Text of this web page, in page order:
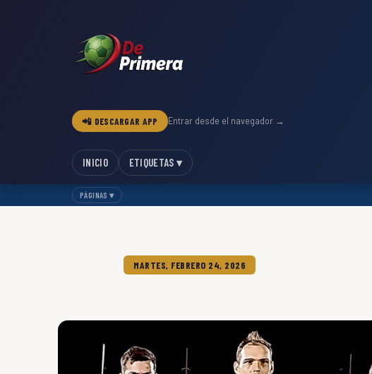
📲 DESCARGAR APP Entrar desde el navegador →
INICIO ETIQUETAS ▾
PÁGINAS ▾
MARTES, FEBRERO 24, 2026